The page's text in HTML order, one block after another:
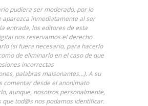
pudiera ser moderado, por lo
aparezca inmediatamente al ser
entrada, los editores de esta
nos reservamos el derecho
(si fuera necesario, para hacerlo
de eliminarlo en el caso de que
incorrectas
palabras malsonantes…). A su
comentar desde el anonimato
aunque, nosotros personalmente,
que tod@s nos podamos identificar.